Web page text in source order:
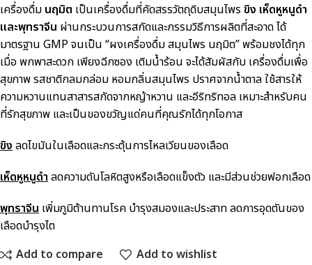
เครื่องดื่ม นฤมิต เป็นเครื่องดื่มที่คัดสรรวัตถุดิบสมุนไพร ขิง เห็ดหูหนูดำ
และพุทราจีน ผ่านกระบวนการสกัดและกรรมวิธีการผลิตที่สะอาด ได้
มาตรฐาน GMP จนเป็น “ผงเครื่องดื่ม สมุนไพร นฤมิต” พร้อมชงได้ทุก
เมื่อ พกพาสะดวก เพียงฉีกซอง เติมน้ำร้อน จะได้สัมผัสกับ เครื่องดื่มเพื่อ
สุขภาพ รสชาติกลมกล่อม หอมกลิ่นสมุนไพร ปราศจากน้ำตาล ใช้สารให้
ความหวานแทนสาสารสกัดจากหญ้าหวาน และอีริทริทอล เหมาะสำหรับคน
ที่รักสุขภาพ และเป็นของขวัญแด่คนที่คุณรักได้ทุกโอกาส
ขิงลดไขมันในเลือดและกระตุ้นการไหลเวียนของเลือด
เห็ดหูหนูดำลดความดันโลหิตสูงหรือเลือดแข็งตัว และมีส่วนช่วยฟอกเลือด
พุทราจีน เพิ่มภูมิต้านทานโรค บำรุงสมองและประสาท ลดการอุดตันของ
เลือดบำรุงไต
Add to compare
Add to wishlist